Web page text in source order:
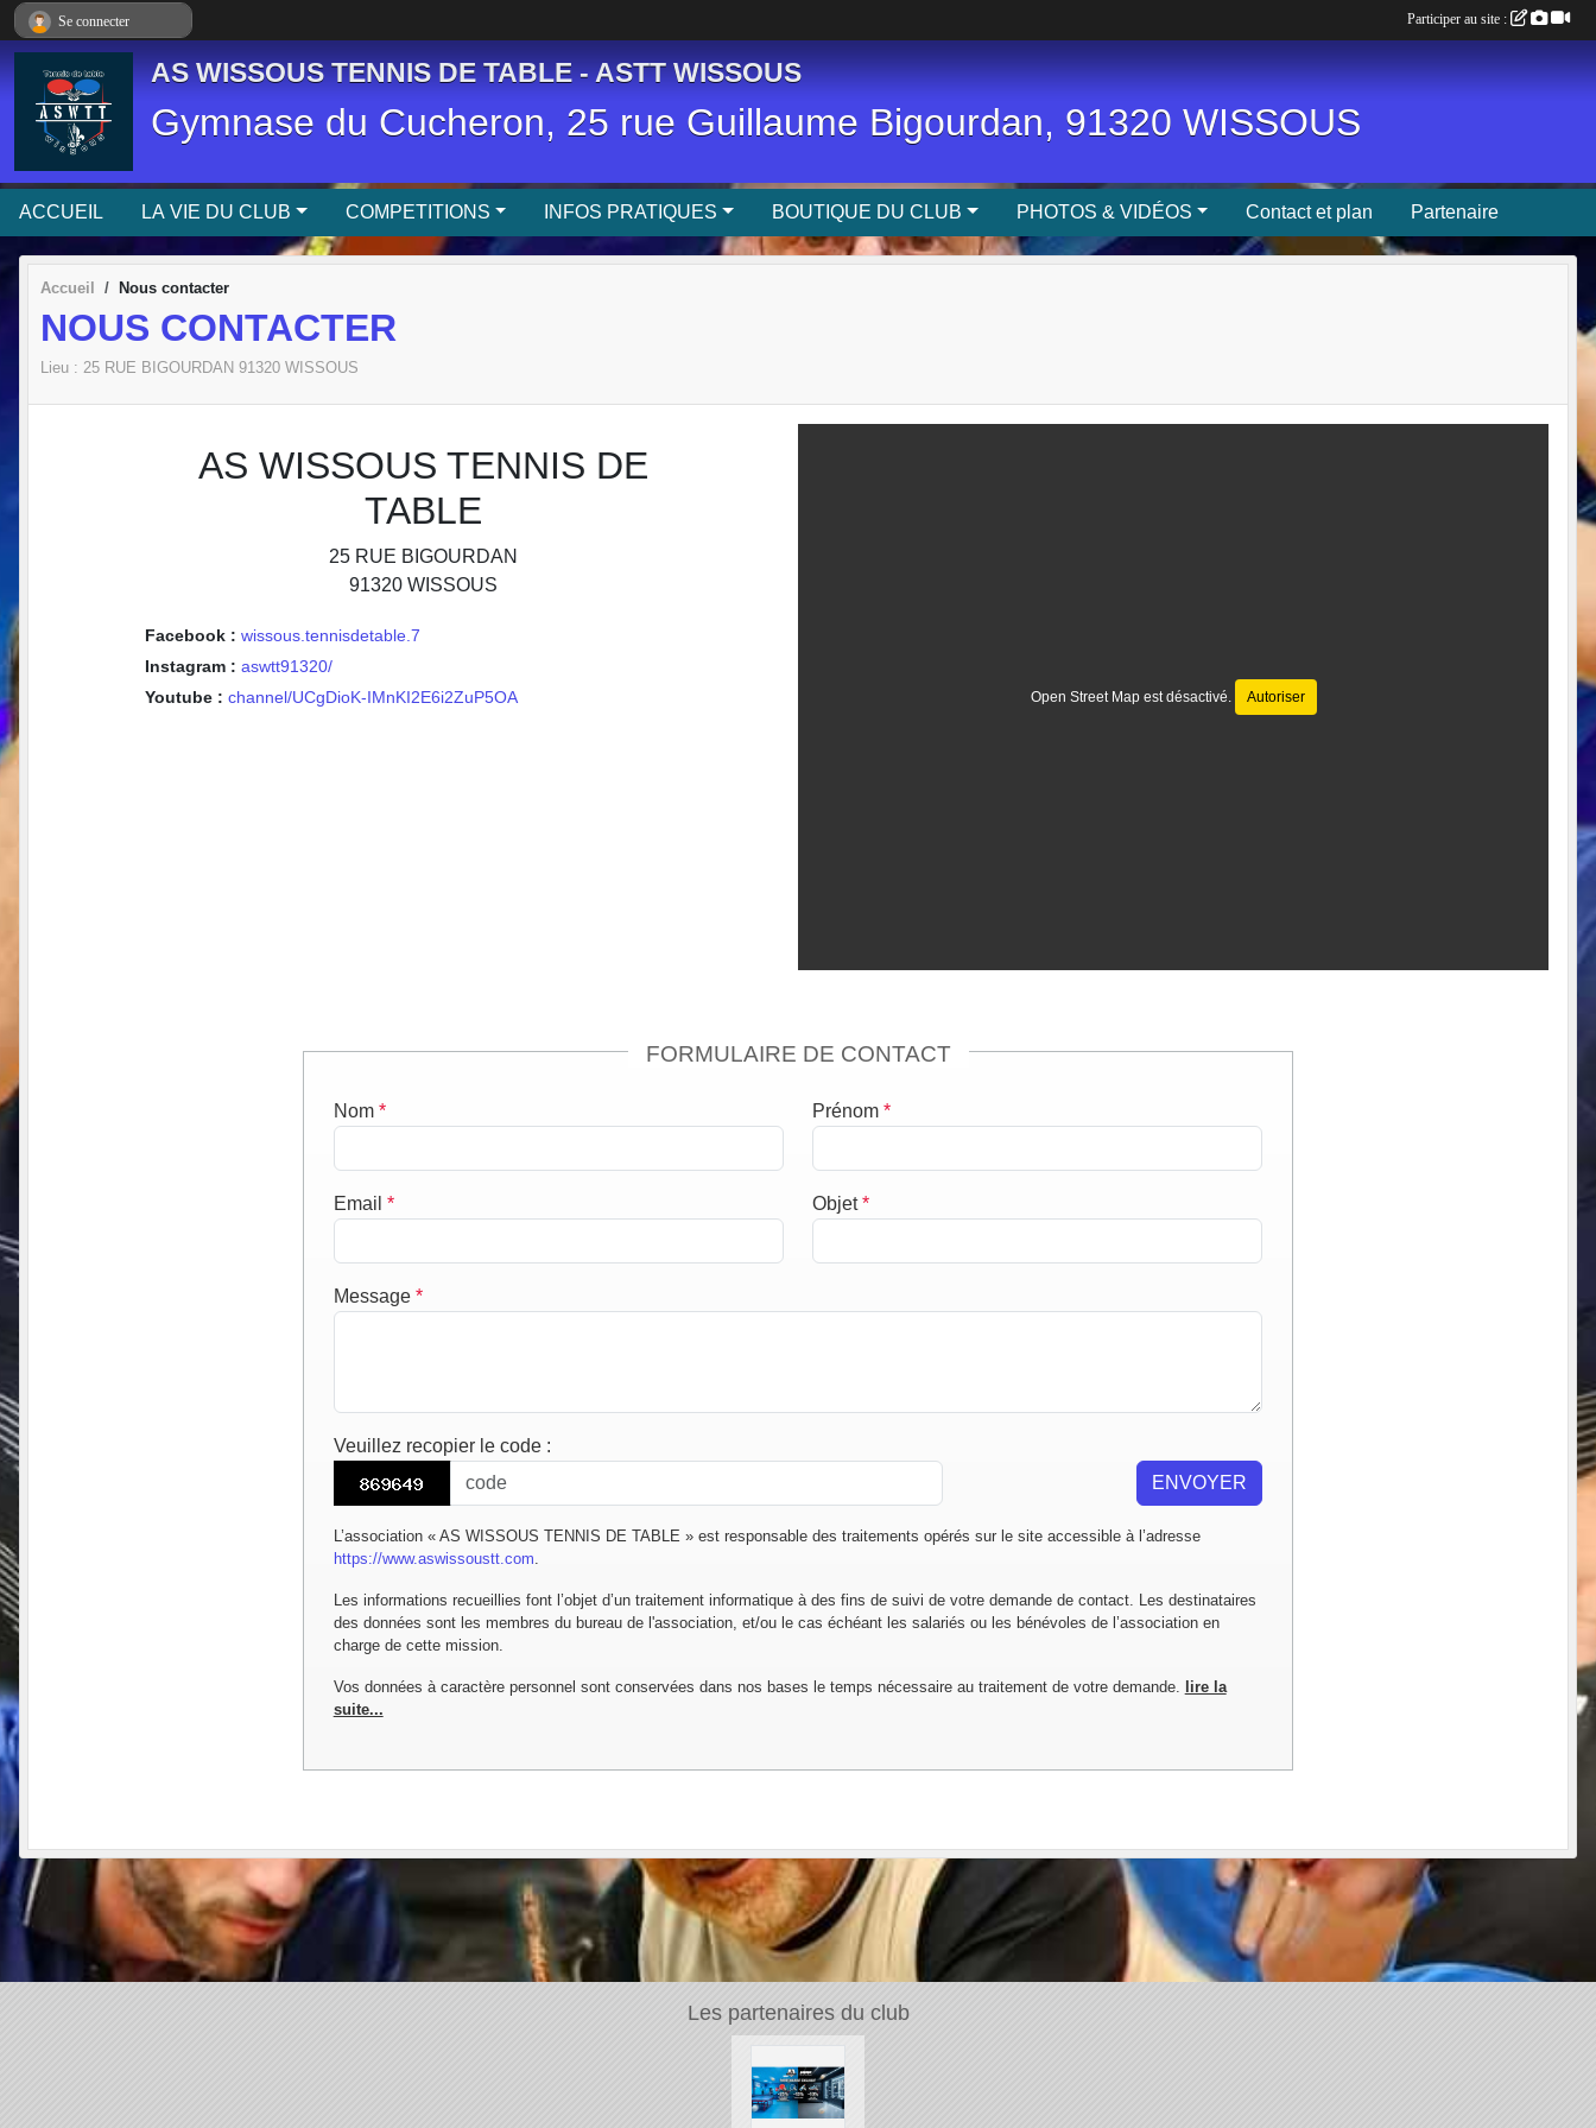
AS WISSOUS TENNIS DE TABLE - ASTT WISSOUS
Gymnase du Cucheron, 25 rue Guillaume Bigourdan, 91320 WISSOUS
ACCUEIL LA VIE DU CLUB COMPETITIONS INFOS PRATIQUES BOUTIQUE DU CLUB PHOTOS & VIDÉOS Contact et plan Partenaire
Accueil Nous contacter
NOUS CONTACTER
Lieu : 25 RUE BIGOURDAN 91320 WISSOUS
AS WISSOUS TENNIS DE
TABLE
25 RUE BIGOURDAN
91320 WISSOUS
Facebook : wissous.tennisdetable.7
Instagram : aswtt91320/
Youtube : channel/UCgDioK-IMnKI2E6i2ZuP5OA Open Street Map est désactivé. Autoriser
FORMULAIRE DE CONTACT
Nom * Prénom *
Email * Objet*
Message *
Veuillez recopier le code :
ENVOYER
L’association « AS WISSOUS TENNIS DE TABLE » est responsable des traitements opérés sur le site accessible à l’adresse
https://www.aswissoustt.com
Les informations recueillies font l’objet d’un traitement informatique à des fins de suivi de votre demande de contact. Les destinataires
des données sont les membres du bureau de l'association, et/ou le cas échéant les salariés ou les bénévoles de l’association en
charge de cette mission.
Vos données à caractère personnel sont conservées dans nos bases le temps nécessaire au traitement de votre demande. lire la
suite...
Les partenaires du club
Se connecter Participer au site :
Panneau de gestion des cookies